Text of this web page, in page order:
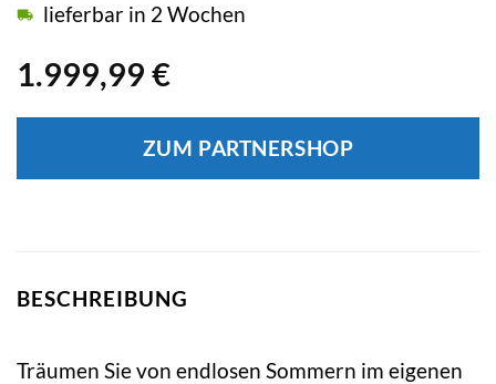
1.999,99 €
lieferbar in 2 Wochen
ZUM PARTNERSHOP
BESCHREIBUNG
Träumen Sie von endlosen Sommern im eigenen